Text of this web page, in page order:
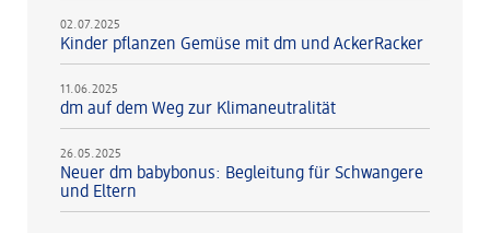
02.07.2025
Kinder pflanzen Gemüse mit dm und AckerRacker
11.06.2025
dm auf dem Weg zur Klimaneutralität
26.05.2025
Neuer dm babybonus: Begleitung für Schwangere
und Eltern